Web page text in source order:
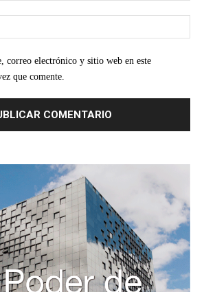
correo electrónico y sitio web en este
que comente.